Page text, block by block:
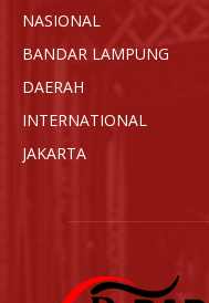
NASIONAL
BANDAR LAMPUNG
DAERAH
INTERNATIONAL
JAKARTA